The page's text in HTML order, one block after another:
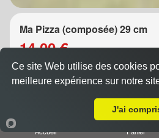
Ma Pizza (composée) 29 cm
14.00 €
Composez vous-même votre
choix) ATTENTION PIZZA
Accueil Panier
Ce site Web utilise des cookies
meilleure expérience sur notre
J'ai